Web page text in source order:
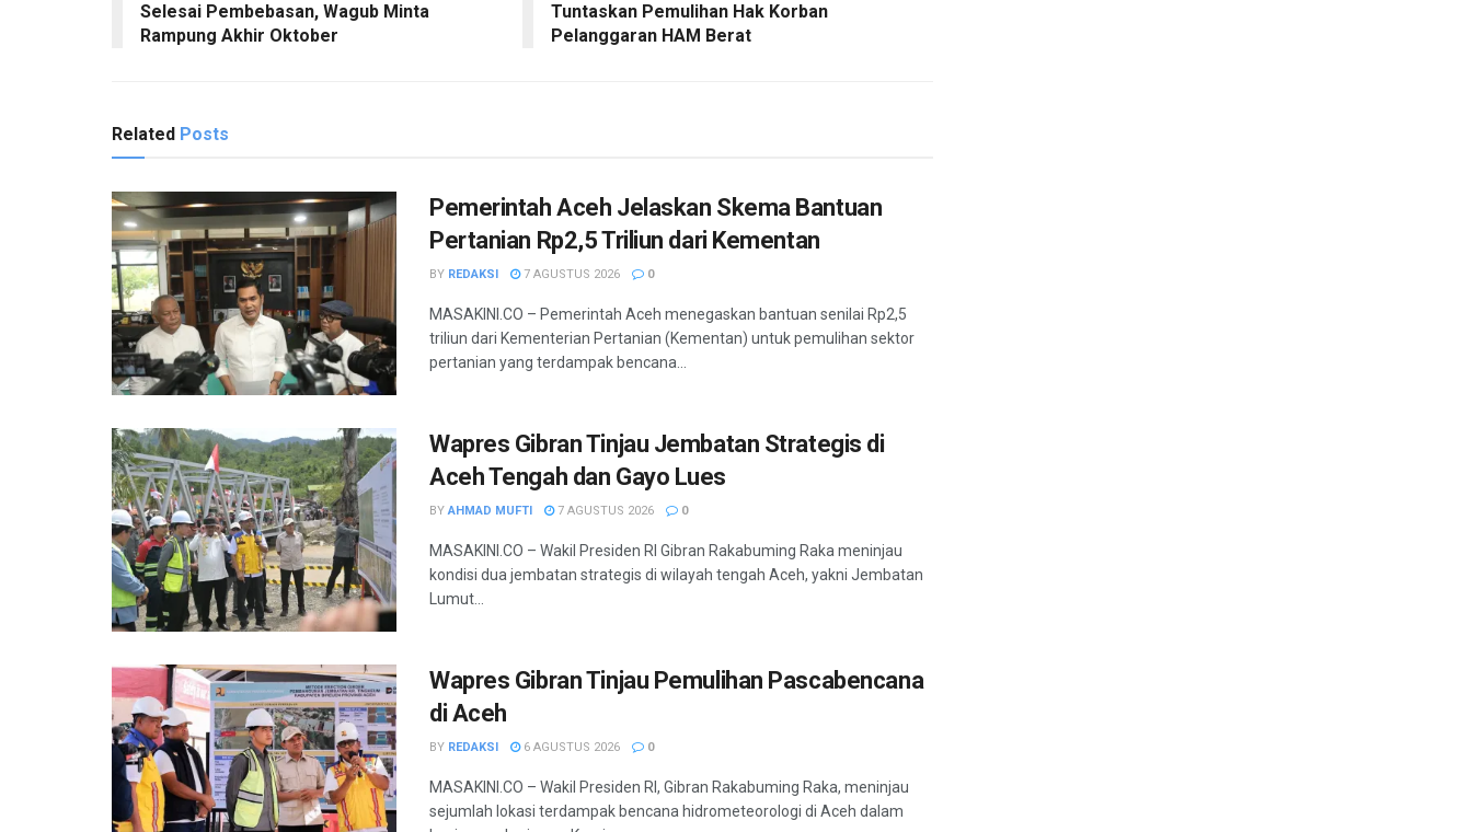
Selesai Pembebasan, Wagub Minta
Rampung Akhir Oktober
Tuntaskan Pemulihan Hak Korban
Pelanggaran HAM Berat
Related Posts
Pemerintah Aceh Jelaskan Skema Bantuan
Pertanian Rp2,5 Triliun dari Kementan
BY REDAKSI 7 AGUSTUS 2026 0
MASAKINI.CO – Pemerintah Aceh menegaskan bantuan senilai Rp2,5
triliun dari Kementerian Pertanian (Kementan) untuk pemulihan sektor
pertanian yang terdampak bencana...
Wapres Gibran Tinjau Jembatan Strategis di
Aceh Tengah dan Gayo Lues
BY AHMAD MUFTI 7 AGUSTUS 2026 0
MASAKINI.CO – Wakil Presiden RI Gibran Rakabuming Raka meninjau
kondisi dua jembatan strategis di wilayah tengah Aceh, yakni Jembatan
Lumut...
Wapres Gibran Tinjau Pemulihan Pascabencana
di Aceh
BY REDAKSI 6 AGUSTUS 2026 0
MASAKINI.CO – Wakil Presiden RI, Gibran Rakabuming Raka, meninjau
sejumlah lokasi terdampak bencana hidrometeorologi di Aceh dalam